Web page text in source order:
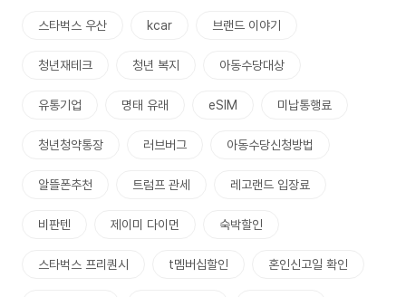
스타벅스 우산 kcar 브랜드 이야기
청년재테크 청년 복지 아동수당대상
유통기업 명태 유래 eSIM 미납통행료
청년청약통장 러브버그 아동수당신청방법
알뜰폰추천 트럼프 관세 레고랜드 입장료
비판텐 제이미 다이먼 숙박할인
스타벅스 프리퀀시 t멤버십할인 혼인신고일 확인